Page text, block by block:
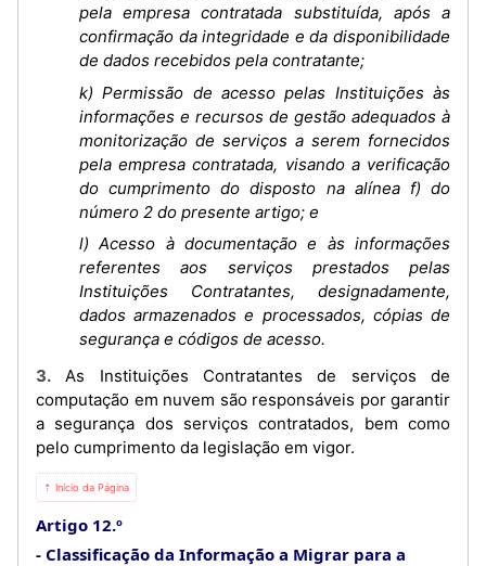
pela empresa contratada substituída, após a
confirmação da integridade e da disponibilidade
de dados recebidos pela contratante;
k) Permissão de acesso pelas Instituições às
informações e recursos de gestão adequados à
monitorização de serviços a serem fornecidos
pela empresa contratada, visando a verificação
do cumprimento do disposto na alínea f) do
número 2 do presente artigo; e
l) Acesso à documentação e às informações
referentes aos serviços prestados pelas
Instituições Contratantes, designadamente,
dados armazenados e processados, cópias de
segurança e códigos de acesso.
3. As Instituições Contratantes de serviços de
computação em nuvem são responsáveis por garantir
a segurança dos serviços contratados, bem como
pelo cumprimento da legislação em vigor.
⇡ Início da Página
Artigo 12.º
Classificação da Informação a Migrar para a